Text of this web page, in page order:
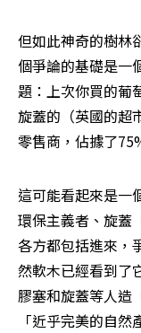
但如此神奇的樹林
個爭論的基礎是一
題：上次你買的葡
旋蓋的（英國的超
零售商，佔據了
這可能看起來是一
環保主義者、旋蓋
各方都包括進來，
然軟木已經看到了
膠塞和旋蓋等人造
「近乎完美的自